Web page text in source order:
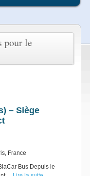
pour le
– Siège
France
Bus Depuis le